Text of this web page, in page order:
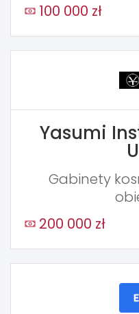
100 000 zł
Yasumi
Gabinety
200 000 zł